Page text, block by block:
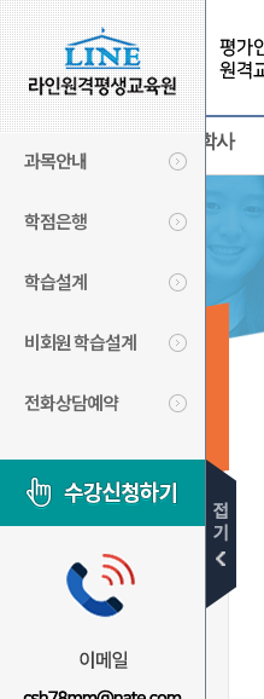
과목안내
학점은행
학습설계
비회원 학습설계
전화상담예약
경영학사
수강신청
수강신청절차
무료학습설계
수강신청